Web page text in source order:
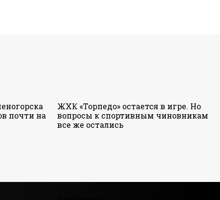
почти на
ЖХК «Торпедо» остается в игре. Но
вопросы к спортивным чиновникам
все же остались